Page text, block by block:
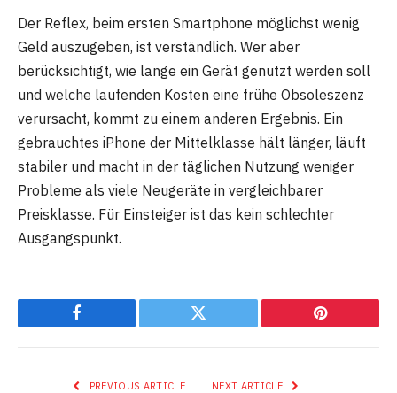
Der Reflex, beim ersten Smartphone möglichst wenig
Geld auszugeben, ist verständlich. Wer aber
berücksichtigt, wie lange ein Gerät genutzt werden soll
und welche laufenden Kosten eine frühe Obsoleszenz
verursacht, kommt zu einem anderen Ergebnis. Ein
gebrauchtes iPhone der Mittelklasse hält länger, läuft
stabiler und macht in der täglichen Nutzung weniger
Probleme als viele Neugeräte in vergleichbarer
Preisklasse. Für Einsteiger ist das kein schlechter
Ausgangspunkt.
Facebook Twitter Pinterest
PREVIOUS ARTICLE NEXT ARTICLE